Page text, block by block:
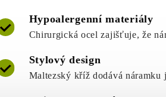
Hypoalergenní materiály
Chirurgická ocel zajišťuje, že
Stylový design
Maltezský kříž dodává